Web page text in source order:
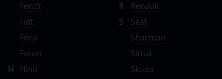
Fendt
Fiat
Ford
Foton
H
Hino
R
Renault
S
Seat
Shacman
Sitrak
Skoda